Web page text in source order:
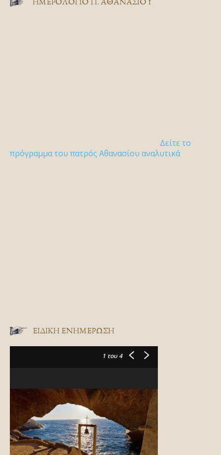
Δείτε το
πρόγραμμα του πατρός Αθανασίου αναλυτικά
ΕΙΔΙΚΉ ΕΝΗΜΈΡΩΣΗ
1 του 4